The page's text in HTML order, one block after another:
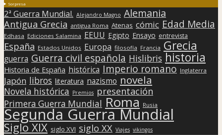
Sorpresa
2ª Guerra Mundial. Alejandro Magno Alemania
Antigua Grecia antigua Roma Atenas cómic Edad Media
Edhasa Ediciones Salamina EEUU Egipto Ensayo entrevista
España Estados Unidos Europa filosofía Francia Grecia
guerra Guerra civil española Hislibris historia
Historia de España histórica Imperio romano Inglaterra
Japón libros literatura nazismo novela
Novela histórica Premios presentación
Primera Guerra Mundial Roma Rusia
Segunda Guerra Mundial
Siglo XIX siglo XVI siglo XX Viajes vikingos